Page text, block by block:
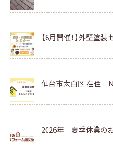
【8月開催！】外壁塗
仙台市太白区 在住
2026年 夏季休業の